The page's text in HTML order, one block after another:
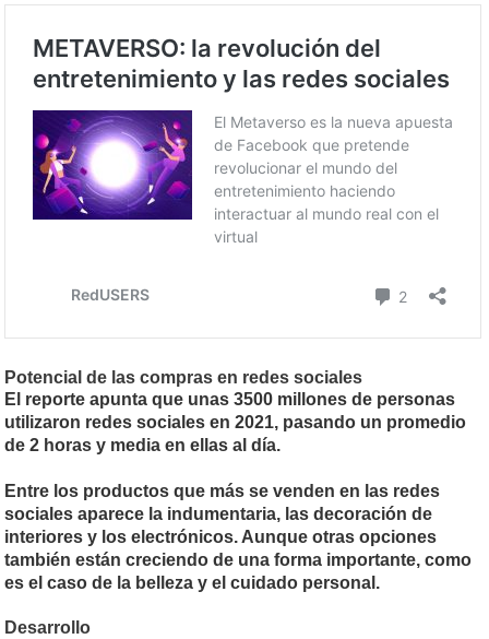
Potencial de las compras en redes sociales
El reporte apunta que unas 3500 millones de personas
utilizaron redes sociales en 2021, pasando un promedio
de 2 horas y media en ellas al día.
Entre los productos que más se venden en las redes
sociales aparece la indumentaria, las decoración de
interiores y los electrónicos. Aunque otras opciones
también están creciendo de una forma importante, como
es el caso de la belleza y el cuidado personal.
Desarrollo